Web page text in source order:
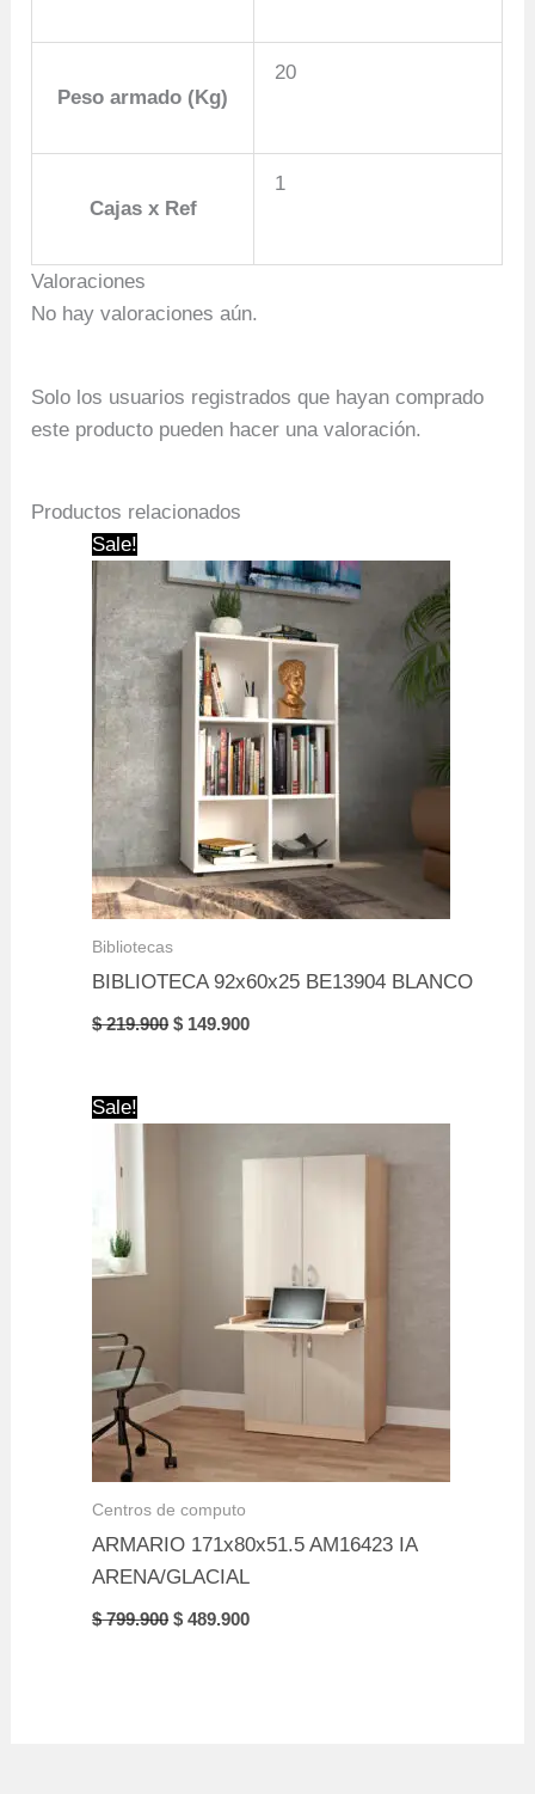
Peso armado (Kg)
20
Cajas x Ref
1
Valoraciones
No hay valoraciones aún.
Solo los usuarios registrados que hayan comprado
este producto pueden hacer una valoración.
Productos relacionados
Sale!
Bibliotecas
BIBLIOTECA 92x60x25 BE13904 BLANCO
$219.900 Original
$ 149.900Current
Sale!
Centros de computo
ARMARIO 171x80x51.5 AM16423 IA
ARENA/GLACIAL
$799.900 Original
$ 489.900Current